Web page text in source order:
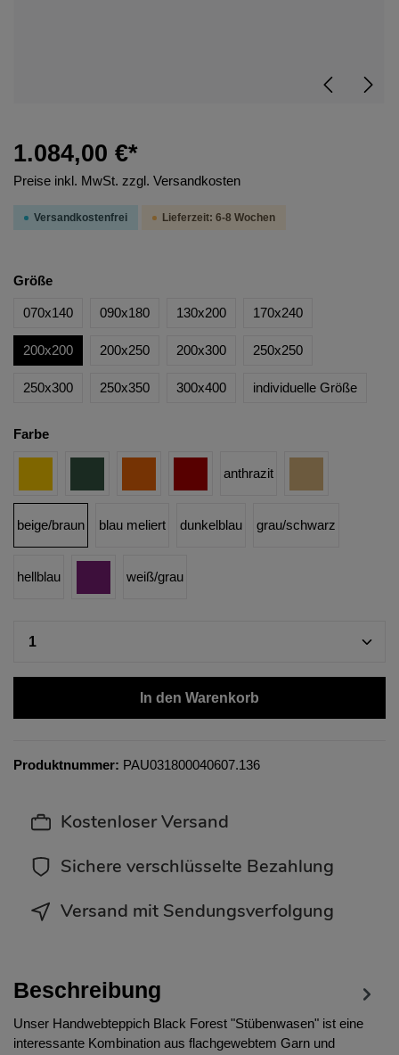
1.084,00 €*
Preise inkl. MwSt. zzgl. Versandkosten
Versandkostenfrei Lieferzeit: 6-8 Wochen
Größe
070x140 090x180 130x200 170x240
200x200 200x250 200x300 250x250
250x300 250x350 300x400 individuelle Größe
Farbe
anthrazit
beige/braun blau meliert dunkelblau grau/schwarz
hellblau weiß/grau
In den Warenkorb
Produktnummer: PAU031800040607.136
Kostenloser Versand
Sichere verschlüsselte Bezahlung
Versand mit Sendungsverfolgung
Beschreibung
Unser Handwebteppich Black Forest "Stübenwasen" ist eine
interessante Kombination aus flachgewebtem Garn und